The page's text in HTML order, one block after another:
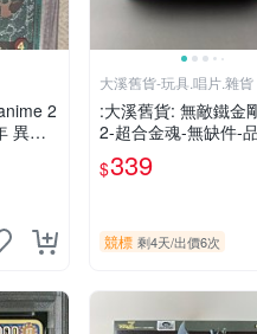
2
異圖
、00
098
大溪舊貨-玩具.唱片.雜貨
:大溪舊貨: 無敵鐵金
2-超合金魂-無缺件-
圖.現況出售,
$339
競標 剩4天/出價6次